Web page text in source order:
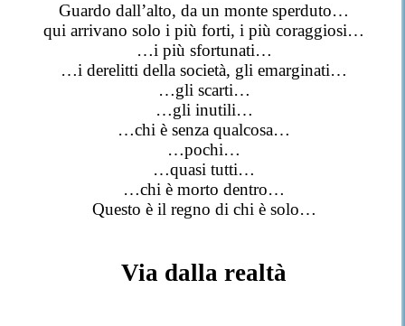
Guardo dall’alto, da un monte sperduto…
qui arrivano solo i più forti, i più coraggiosi…
…i più sfortunati…
…i derelitti della società, gli emarginati…
…gli scarti…
…gli inutili…
…chi è senza qualcosa…
…pochi…
…quasi tutti…
…chi è morto dentro…
Questo è il regno di chi è solo…
Via dalla realtà